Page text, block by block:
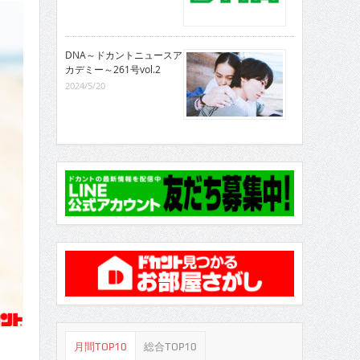
DNA～ドカントニュースア
カデミー～261号vol.2
2024/5/20
月間TOP10 総合TOP10